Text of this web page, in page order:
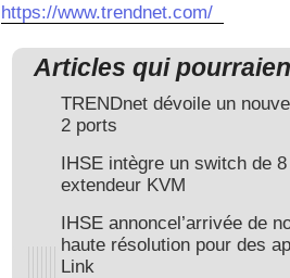
https://www.trendnet.com/
Articles qui
TRENDnet dévoile un
2 ports
IHSE intègre un switch de
extendeur KVM
IHSE annoncel’arrivée de
haute résolution pour des
Link